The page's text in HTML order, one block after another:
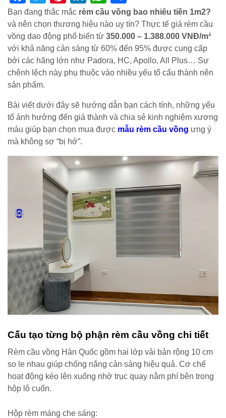
Bạn đang thắc mắc rèm cầu vồng bao nhiêu tiền 1m2?
và nên chọn thương hiệu nào uy tín? Thực tế giá rèm cầu
vồng dao động phổ biến từ 350.000 – 1.388.000 VNĐ/m²
với khả năng cản sáng từ 60% đến 95% được cung cấp
bởi các hãng lớn như Padora, HC, Apollo, All Plus… Sự
chênh lệch này phụ thuộc vào nhiều yếu tố cấu thành nên
sản phẩm.
Bài viết dưới đây sẽ hướng dẫn bạn cách tính, những yếu
tố ảnh hưởng đến giá thành và chia sẻ kinh nghiệm xương
máu giúp bạn chọn mua được mẫu rèm cầu vồng ưng ý
mà không sợ “bị hớ”.
Cấu tạo từng bộ phận rèm cầu vồng chi tiết
Rèm cầu vồng Hàn Quốc gồm hai lớp vải bản rộng 10 cm
so le nhau giúp chống nắng cản sáng hiệu quả. Cơ chế
hoạt động kéo lên xuống nhờ trục quay nằm phí bên trong
hộp lô cuốn.
Hộp rèm máng che sáng: